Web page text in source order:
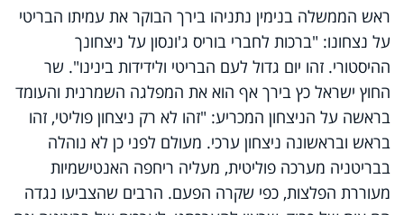
ראש הממשלה בנימין נתניהו בירך הבוקר את עמיתו הבריטי
על נצחונו: "ברכות לחברי בוריס ג'ונסון על ניצחונך
ההיסטורי. זהו יום גדול לעם הבריטי ולידידות בינינו". שר
החוץ ישראל כץ בירך אף הוא את המפלגה השמרנית והעומד
בראשה על הניצחון המכריע: "זהו לא רק ניצחון פוליטי, זהו
בראש ובראשונה ניצחון ערכי. מעולם לפני כן לא נוהלה
בבריטניה מערכה פוליטית, מעליה ריחפה האנטישמיות
מעוררת הפלצות, כפי שקרה הפעם. הרבים שהצביעו נגדה